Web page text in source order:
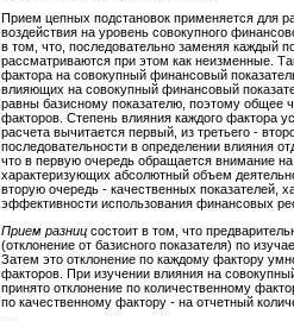
Прием цепных подстановок применяется для
воздействия на уровень совокупного
в том, что, последовательно заменяя каждый
рассматриваются при этом как неизменные.
фактора на совокупный финансовый
влияющих на совокупный финансовый
равны базисному показателю, поэтому общее
факторов. Степень влияния каждого фактора
расчета вычитается первый, из третьего -
последовательности в определении влияния
что в первую очередь обращается внимание
характеризующих абсолютный объем
вторую очередь - качественных показателей,
эффективности использования финансовых
Прием разниц состоит в том, что
(отклонение от базисного показателя) по
Затем это отклонение по каждому фактору
факторов. При изучении влияния на
принято отклонение по количественному
по качественному фактору - на отчетный